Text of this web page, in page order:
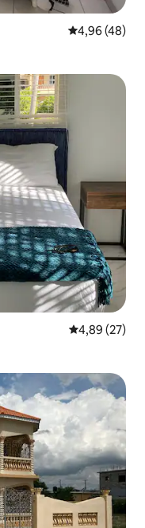
Prosječna
4,96 (48)
Prosječna
4,89 (27)